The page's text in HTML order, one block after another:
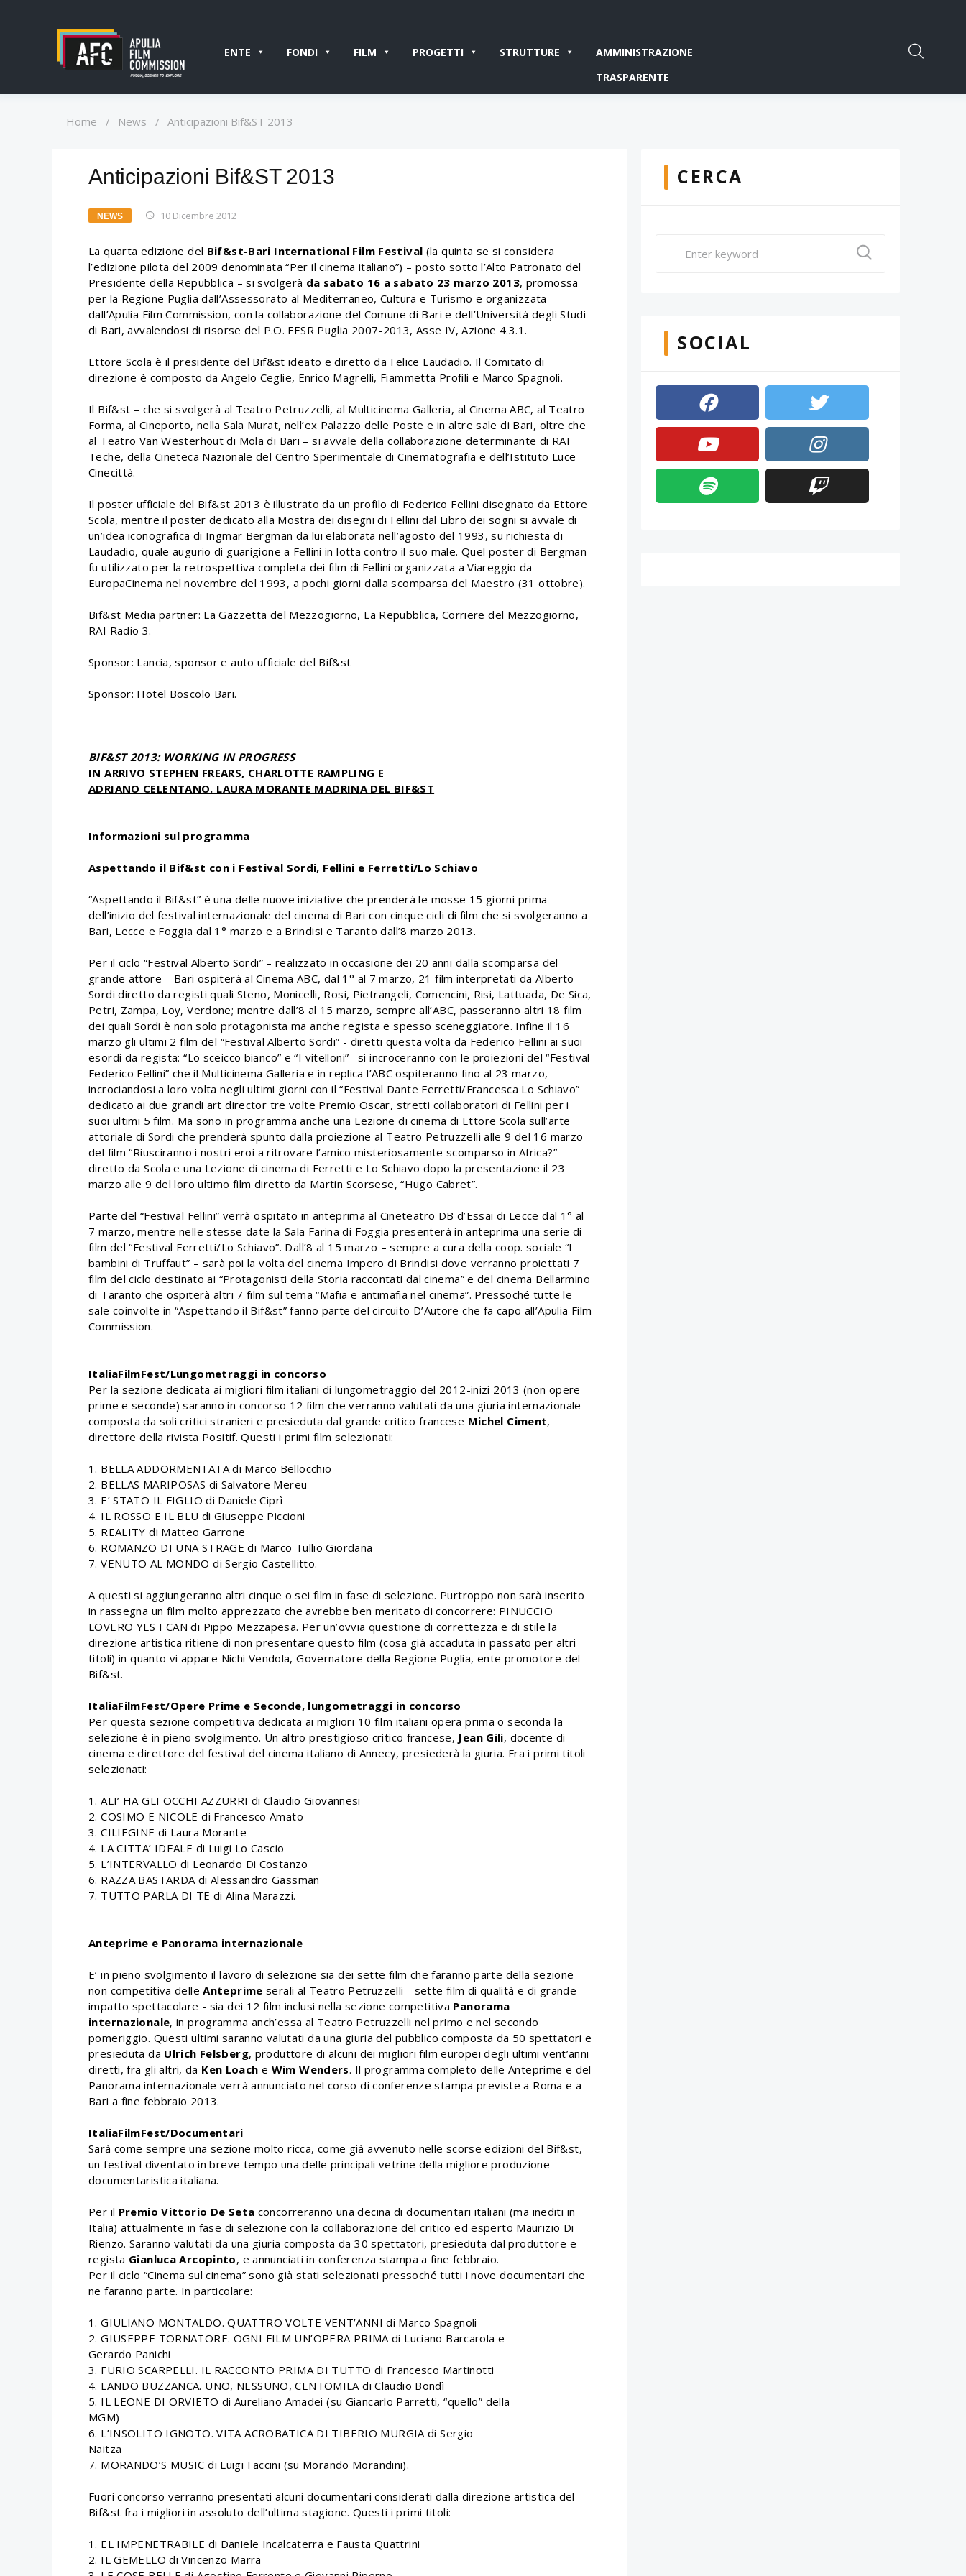
ENTE FONDI FILM PROGETTI STRUTTURE
AMMINISTRAZIONE
TRASPARENTE
Home / News / Anticipazioni Bif&ST 2013
Anticipazioni Bif&ST 2013
NEWS 10 Dicembre 2012
La quarta edizione del Bif&st-Bari International Film Festival (la quinta se si considera
l’edizione pilota del 2009 denominata “Per il cinema italiano”) – posto sotto l’Alto Patronato del
Presidente della Repubblica – si svolgerà da sabato 16 a sabato 23 marzo 2013, promossa
per la Regione Puglia dall’Assessorato al Mediterraneo, Cultura e Turismo e organizzata
dall’Apulia Film Commission, con la collaborazione del Comune di Bari e dell’Università degli Studi
di Bari, avvalendosi di risorse del P.O. FESR Puglia 2007-2013, Asse IV, Azione 4.3.1.
Ettore Scola è il presidente del Bif&st ideato e diretto da Felice Laudadio. Il Comitato di
direzione è composto da Angelo Ceglie, Enrico Magrelli, Fiammetta Profili e Marco Spagnoli.
Il Bif&st – che si svolgerà al Teatro Petruzzelli, al Multicinema Galleria, al Cinema ABC, al Teatro
Forma, al Cineporto, nella Sala Murat, nell’ex Palazzo delle Poste e in altre sale di Bari, oltre che
al Teatro Van Westerhout di Mola di Bari – si avvale della collaborazione determinante di RAI
Teche, della Cineteca Nazionale del Centro Sperimentale di Cinematografia e dell’Istituto Luce
Cinecittà.
Il poster ufficiale del Bif&st 2013 è illustrato da un profilo di Federico Fellini disegnato da Ettore
Scola, mentre il poster dedicato alla Mostra dei disegni di Fellini dal Libro dei sogni si avvale di
un’idea iconografica di Ingmar Bergman da lui elaborata nell’agosto del 1993, su richiesta di
Laudadio, quale augurio di guarigione a Fellini in lotta contro il suo male. Quel poster di Bergman
fu utilizzato per la retrospettiva completa dei film di Fellini organizzata a Viareggio da
EuropaCinema nel novembre del 1993, a pochi giorni dalla scomparsa del Maestro (31 ottobre).
Bif&st Media partner: La Gazzetta del Mezzogiorno, La Repubblica, Corriere del Mezzogiorno,
RAI Radio 3.
Sponsor: Lancia, sponsor e auto ufficiale del Bif&st
Sponsor: Hotel Boscolo Bari.
BIF&ST 2013: WORKING IN PROGRESS
IN ARRIVO STEPHEN FREARS, CHARLOTTE RAMPLING E
ADRIANO CELENTANO. LAURA MORANTE MADRINA DEL BIF&ST
Informazioni sul programma
Aspettando il Bif&st con i Festival Sordi, Fellini e Ferretti/Lo Schiavo
“Aspettando il Bif&st” è una delle nuove iniziative che prenderà le mosse 15 giorni prima
dell’inizio del festival internazionale del cinema di Bari con cinque cicli di film che si svolgeranno a
Bari, Lecce e Foggia dal 1° marzo e a Brindisi e Taranto dall’8 marzo 2013.
Per il ciclo “Festival Alberto Sordi” – realizzato in occasione dei 20 anni dalla scomparsa del
grande attore – Bari ospiterà al Cinema ABC, dal 1° al 7 marzo, 21 film interpretati da Alberto
Sordi diretto da registi quali Steno, Monicelli, Rosi, Pietrangeli, Comencini, Risi, Lattuada, De Sica,
Petri, Zampa, Loy, Verdone; mentre dall’8 al 15 marzo, sempre all’ABC, passeranno altri 18 film
dei quali Sordi è non solo protagonista ma anche regista e spesso sceneggiatore. Infine il 16
marzo gli ultimi 2 film del “Festival Alberto Sordi” - diretti questa volta da Federico Fellini ai suoi
esordi da regista: “Lo sceicco bianco” e “I vitelloni”– si incroceranno con le proiezioni del “Festival
Federico Fellini” che il Multicinema Galleria e in replica l’ABC ospiteranno fino al 23 marzo,
incrociandosi a loro volta negli ultimi giorni con il “Festival Dante Ferretti/Francesca Lo Schiavo”
dedicato ai due grandi art director tre volte Premio Oscar, stretti collaboratori di Fellini per i
suoi ultimi 5 film. Ma sono in programma anche una Lezione di cinema di Ettore Scola sull’arte
attoriale di Sordi che prenderà spunto dalla proiezione al Teatro Petruzzelli alle 9 del 16 marzo
del film “Riusciranno i nostri eroi a ritrovare l’amico misteriosamente scomparso in Africa?”
diretto da Scola e una Lezione di cinema di Ferretti e Lo Schiavo dopo la presentazione il 23
marzo alle 9 del loro ultimo film diretto da Martin Scorsese, “Hugo Cabret”.
Parte del “Festival Fellini” verrà ospitato in anteprima al Cineteatro DB d’Essai di Lecce dal 1° al
7 marzo, mentre nelle stesse date la Sala Farina di Foggia presenterà in anteprima una serie di
film del “Festival Ferretti/Lo Schiavo”. Dall’8 al 15 marzo – sempre a cura della coop. sociale “I
bambini di Truffaut” – sarà poi la volta del cinema Impero di Brindisi dove verranno proiettati 7
film del ciclo destinato ai “Protagonisti della Storia raccontati dal cinema” e del cinema Bellarmino
di Taranto che ospiterà altri 7 film sul tema “Mafia e antimafia nel cinema”. Pressoché tutte le
sale coinvolte in “Aspettando il Bif&st” fanno parte del circuito D’Autore che fa capo all’Apulia Film
Commission.
ItaliaFilmFest/Lungometraggi in concorso
Per la sezione dedicata ai migliori film italiani di lungometraggio del 2012-inizi 2013 (non opere
prime e seconde) saranno in concorso 12 film che verranno valutati da una giuria internazionale
composta da soli critici stranieri e presieduta dal grande critico francese Michel Ciment,
direttore della rivista Positif. Questi i primi film selezionati:
1. BELLA ADDORMENTATA di Marco Bellocchio
2. BELLAS MARIPOSAS di Salvatore Mereu
3. E’ STATO IL FIGLIO di Daniele Ciprì
4. IL ROSSO E IL BLU di Giuseppe Piccioni
5. REALITY di Matteo Garrone
6. ROMANZO DI UNA STRAGE di Marco Tullio Giordana
7. VENUTO AL MONDO di Sergio Castellitto.
A questi si aggiungeranno altri cinque o sei film in fase di selezione. Purtroppo non sarà inserito
in rassegna un film molto apprezzato che avrebbe ben meritato di concorrere: PINUCCIO
LOVERO YES I CAN di Pippo Mezzapesa. Per un’ovvia questione di correttezza e di stile la
direzione artistica ritiene di non presentare questo film (cosa già accaduta in passato per altri
titoli) in quanto vi appare Nichi Vendola, Governatore della Regione Puglia, ente promotore del
Bif&st.
ItaliaFilmFest/Opere Prime e Seconde, lungometraggi in concorso
Per questa sezione competitiva dedicata ai migliori 10 film italiani opera prima o seconda la
selezione è in pieno svolgimento. Un altro prestigioso critico francese, Jean Gili, docente di
cinema e direttore del festival del cinema italiano di Annecy, presiederà la giuria. Fra i primi titoli
selezionati:
1. ALI’ HA GLI OCCHI AZZURRI di Claudio Giovannesi
2. COSIMO E NICOLE di Francesco Amato
3. CILIEGINE di Laura Morante
4. LA CITTA’ IDEALE di Luigi Lo Cascio
5. L’INTERVALLO di Leonardo Di Costanzo
6. RAZZA BASTARDA di Alessandro Gassman
7. TUTTO PARLA DI TE di Alina Marazzi.
Anteprime e Panorama internazionale
E’ in pieno svolgimento il lavoro di selezione sia dei sette film che faranno parte della sezione
non competitiva delleAnteprime serali al Teatro Petruzzelli - sette film di qualità e di grande
impatto spettacolare - sia dei 12 film inclusi nella sezione competitiva Panorama
internazionale, in programma anch’essa al Teatro Petruzzelli nel primo e nel secondo
pomeriggio. Questi ultimi saranno valutati da una giuria del pubblico composta da 50 spettatori e
presieduta da Ulrich Felsberg, produttore di alcuni dei migliori film europei degli ultimi vent’anni
diretti, fra gli altri, da Ken Loach e Wim Wenders. Il programma completo delle Anteprime e del
Panorama internazionale verrà annunciato nel corso di conferenze stampa previste a Roma e a
Bari a fine febbraio 2013.
ItaliaFilmFest/Documentari
Sarà come sempre una sezione molto ricca, come già avvenuto nelle scorse edizioni del Bif&st,
un festival diventato in breve tempo una delle principali vetrine della migliore produzione
documentaristica italiana.
Per il Premio Vittorio De Seta concorreranno una decina di documentari italiani (ma inediti in
Italia) attualmente in fase di selezione con la collaborazione del critico ed esperto Maurizio Di
Rienzo. Saranno valutati da una giuria composta da 30 spettatori, presieduta dal produttore e
regista Gianluca Arcopinto, e annunciati in conferenza stampa a fine febbraio.
Per il ciclo “Cinema sul cinema” sono già stati selezionati pressoché tutti i nove documentari che
ne faranno parte. In particolare:
1. GIULIANO MONTALDO. QUATTRO VOLTE VENT’ANNI di Marco Spagnoli
2. GIUSEPPE TORNATORE. OGNI FILM UN’OPERA PRIMA di Luciano Barcarola e
Gerardo Panichi
3. FURIO SCARPELLI. IL RACCONTO PRIMA DI TUTTO di Francesco Martinotti
4. LANDO BUZZANCA. UNO, NESSUNO, CENTOMILA di Claudio Bondì
5. IL LEONE DI ORVIETO di Aureliano Amadei (su Giancarlo Parretti, “quello” della
MGM)
6. L’INSOLITO IGNOTO. VITA ACROBATICA DI TIBERIO MURGIA di Sergio
Naitza
7. MORANDO’S MUSIC di Luigi Faccini (su Morando Morandini).
Fuori concorso verranno presentati alcuni documentari considerati dalla direzione artistica del
Bif&st fra i migliori in assoluto dell’ultima stagione. Questi i primi titoli:
1. EL IMPENETRABILE di Daniele Incalcaterra e Fausta Quattrini
2. IL GEMELLO di Vincenzo Marra
CERCA
SOCIAL